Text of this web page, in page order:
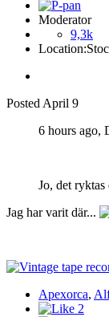
Moderator
9,3k
Location:
Posted April 9
6 hours ago,
Jo, det
Jag har varit där...
Apexorca,
2